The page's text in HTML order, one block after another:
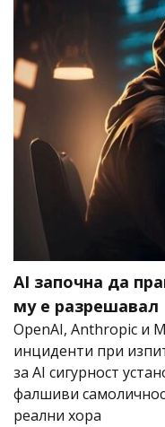
AI започна да
му е разрешавал
OpenAI, Anthropic и
инциденти при
за AI сигурност
фалшиви
реални хора